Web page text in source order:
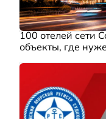
100 отелей сети
объекты, где